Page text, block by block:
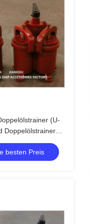
(U-
Doppelölstrainer
besten Preis